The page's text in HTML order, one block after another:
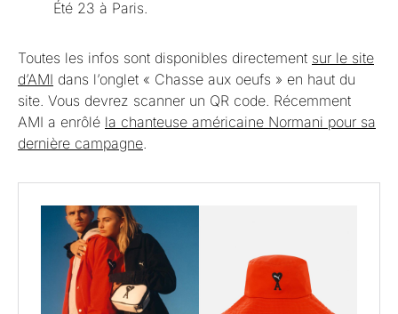
Été 23 à Paris.
Toutes les infos sont disponibles directement sur le site
d’AMI dans l’onglet « Chasse aux oeufs » en haut du
site. Vous devrez scanner un QR code. Récemment
AMI a enrôlé la chanteuse américaine Normani pour sa
dernière campagne.